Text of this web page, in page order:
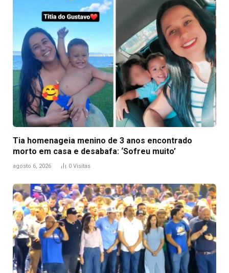
Tia homenageia menino de 3 anos encontrado
morto em casa e desabafa: ‘Sofreu muito’
agosto 6, 2026 0 Visitas